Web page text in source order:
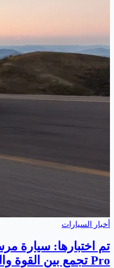
أخبار السيارات
Pro تجمع بين القوة والهدوء